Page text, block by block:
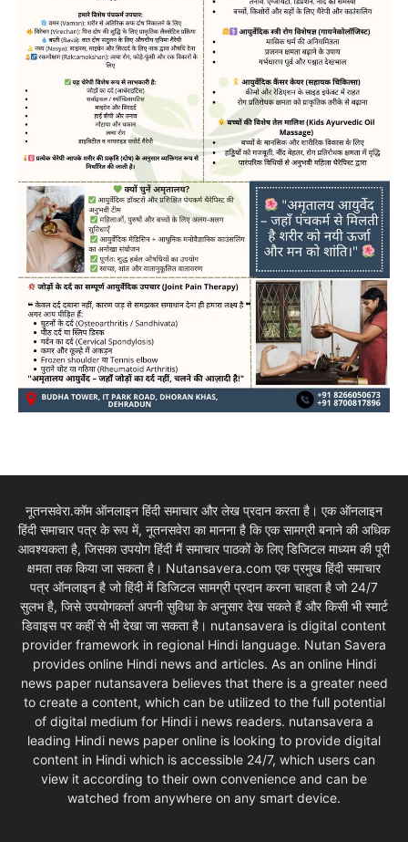
नूतनसवेरा.कॉम ऑनलाइन हिंदी समाचार और लेख प्रदान करता है। एक ऑनलाइन
हिंदी समाचार पत्र के रूप में, नूतनसवेरा का मानना है कि एक सामग्री बनाने की अधिक
आवश्यकता है, जिसका उपयोग हिंदी मैं समाचार पाठकों के लिए डिजिटल माध्यम की पूरी
क्षमता तक किया जा सकता है। Nutansavera.com एक प्रमुख हिंदी समाचार
पत्र ऑनलाइन है जो हिंदी में डिजिटल सामग्री प्रदान करना चाहता है जो 24/7
सुलभ है, जिसे उपयोगकर्ता अपनी सुविधा के अनुसार देख सकते हैं और किसी भी स्मार्ट
डिवाइस पर कहीं से भी देखा जा सकता है। nutansavera is digital content
provider framework in regional Hindi language. Nutan Savera
provides online Hindi news and articles. As an online Hindi
news paper nutansavera believes that there is a greater need
to create a content, which can be utilized to the full potential
of digital medium for Hindi i news readers. nutansavera a
leading Hindi news paper online is looking to provide digital
content in Hindi which is accessible 24/7, which users can
view it according to their own convenience and can be
watched from anywhere on any smart device.